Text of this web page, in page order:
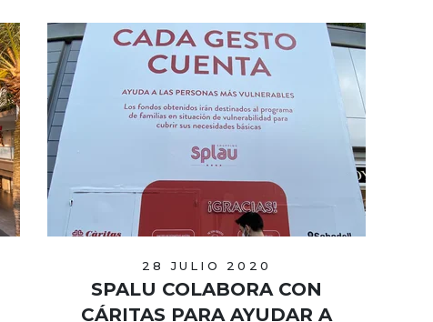
28 JULIO 2020
SPALU COLABORA CON
CÁRITAS PARA AYUDAR A